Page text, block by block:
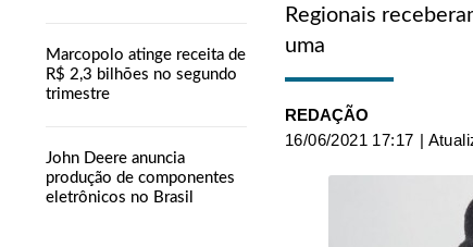
Marcopolo atinge receita de
R$ 2,3 bilhões no segundo
trimestre
John Deere anuncia
produção de componentes
eletrônicos no Brasil
Regionais
uma
REDAÇÃO
16/06/2021 17:17 |